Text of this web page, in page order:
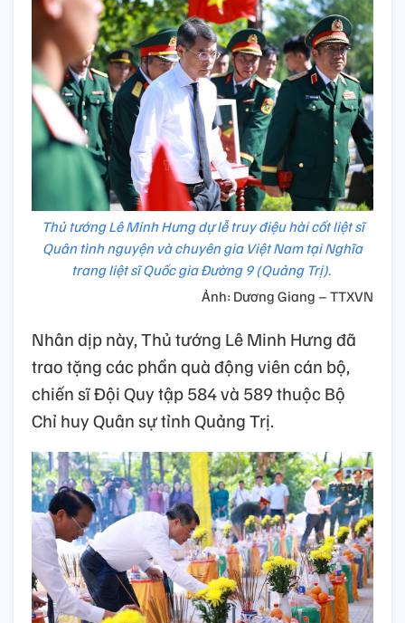
Thủ tướng Lê Minh Hưng dự lễ truy điệu hài cốt liệt sĩ
Quân tình nguyện và chuyên gia Việt Nam tại Nghĩa
trang liệt sĩ Quốc gia Đường 9 (Quảng Trị).
Ảnh: Dương Giang – TTXVN
Nhân dịp này, Thủ tướng Lê Minh Hưng đã
trao tặng các phần quà động viên cán bộ,
chiến sĩ Đội Quy tập 584 và 589 thuộc Bộ
Chỉ huy Quân sự tỉnh Quảng Trị.